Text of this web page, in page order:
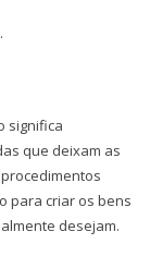
significa
que deixam as
para criar os bens
desejam.